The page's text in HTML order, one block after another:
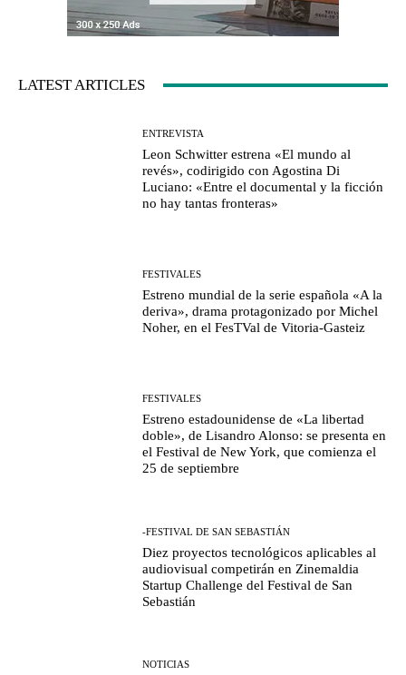
LATEST ARTICLES
ENTREVISTA
Leon Schwitter estrena «El mundo al
revés», codirigido con Agostina Di
Luciano: «Entre el documental y la ficción
no hay tantas fronteras»
FESTIVALES
Estreno mundial de la serie española «A la
deriva», drama protagonizado por Michel
Noher, en el FesTVal de Vitoria-Gasteiz
FESTIVALES
Estreno estadounidense de «La libertad
doble», de Lisandro Alonso: se presenta en
el Festival de New York, que comienza el
25 de septiembre
-FESTIVAL DE SAN SEBASTIÁN
Diez proyectos tecnológicos aplicables al
audiovisual competirán en Zinemaldia
Startup Challenge del Festival de San
Sebastián
NOTICIAS